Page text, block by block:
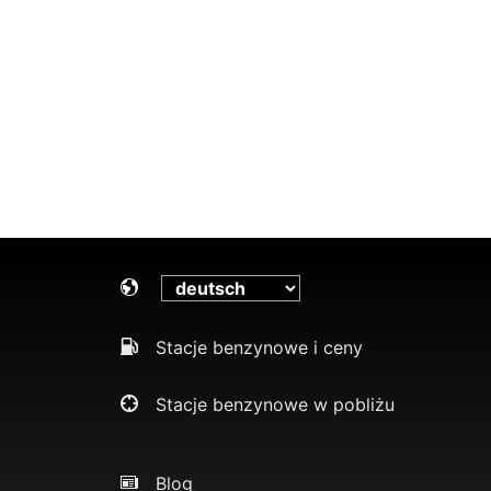
Stacje benzynowe i ceny
Stacje benzynowe w pobliżu
Blog